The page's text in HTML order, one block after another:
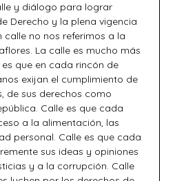
y diálogo para lograr
Derecho y la plena vigencia
calle no nos referimos a la
La calle es mucho más
que en cada rincón de
exijan el cumplimiento de
de sus derechos como
Calle es que cada
a la alimentación, las
personal. Calle es que cada
sus ideas y opiniones
y a la corrupción. Calle